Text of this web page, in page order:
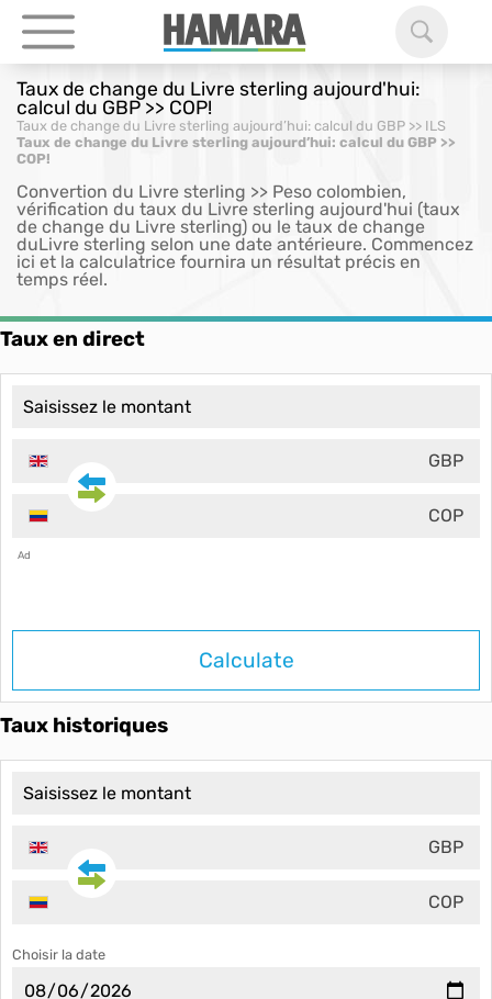
Taux de change du Livre sterling aujourd'hui:
calcul du GBP >> COP!
Taux de change du Livre sterling aujourd’hui: calcul du GBP >> ILS
Taux de change du Livre sterling aujourd’hui: calcul du GBP >>
COP!
Convertion du Livre sterling >> Peso colombien,
vérification du taux du Livre sterling aujourd'hui (taux
de change du Livre sterling) ou le taux de change
duLivre sterling selon une date antérieure. Commencez
ici et la calculatrice fournira un résultat précis en
temps réel.
Taux en direct
GBP
COP
Ad
Calculate
Taux historiques
GBP
COP
Choisir la date